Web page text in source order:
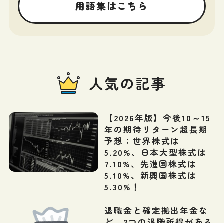
用語集はこちら
人気の記事
【2026年版】今後10～15
年の期待リターン超長期
予想：世界株式は
5.20%、日本大型株式は
7.10%、先進国株式は
5.10%、新興国株式は
5.30%！
退職金と確定拠出年金な